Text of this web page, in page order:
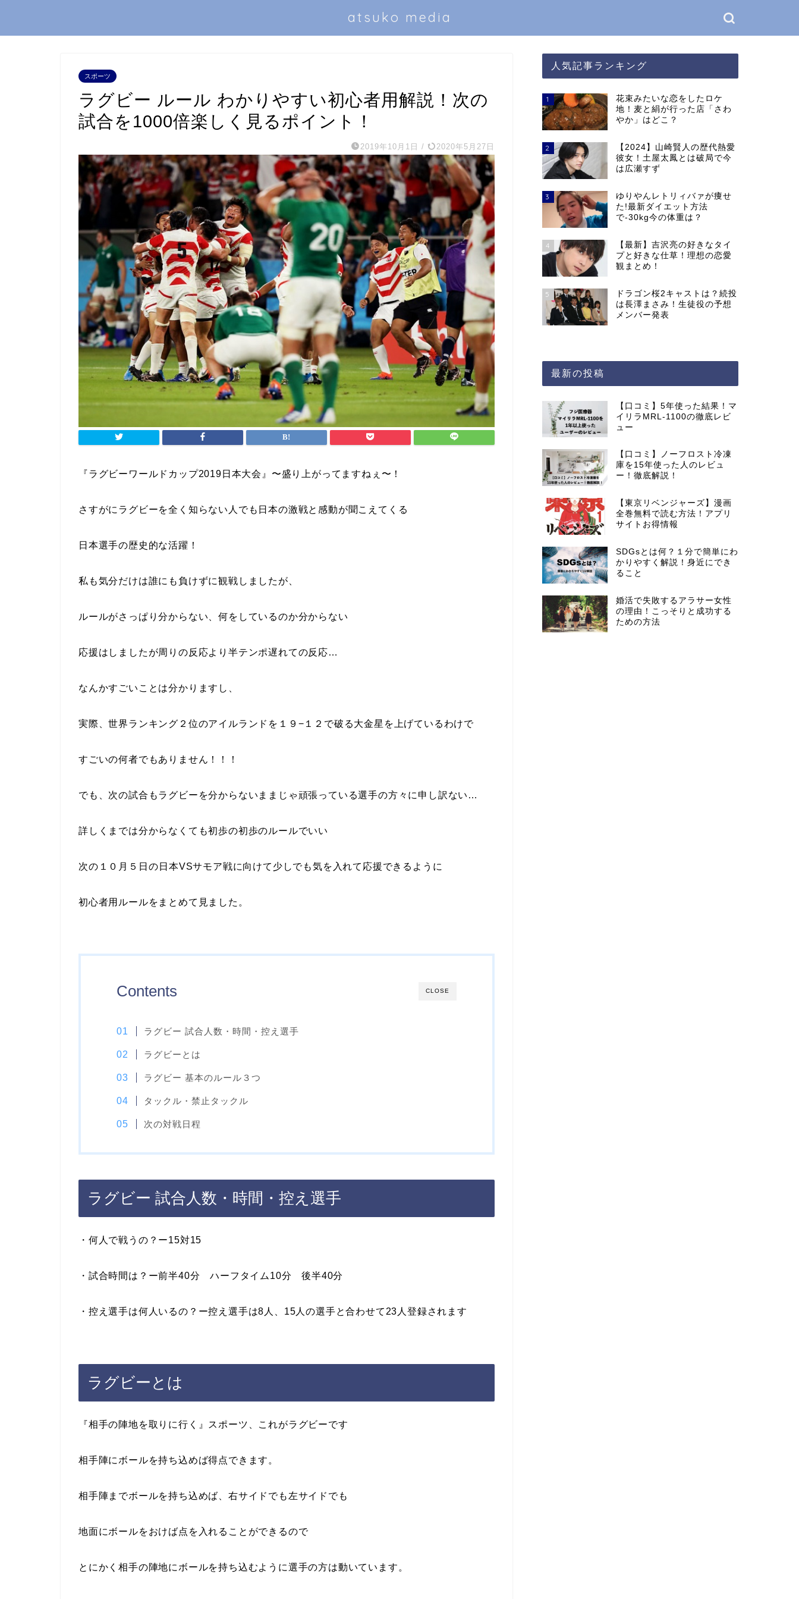
atsuko media
スポーツ
ラグビー ルール わかりやすい初心者用解説！次の
試合を1000倍楽しく見るポイント！
2019年10月1日 / 2020年5月27日
『ラグビーワールドカップ2019日本大会 』〜盛り上がってますねぇ〜！
さすがにラグビーを全く知らない人でも日本の激戦と感動が聞こえてくる
日本選手の歴史的な活躍！
私も気分だけは誰にも負けずに観戦しましたが、
ルールがさっぱり分からない、何をしているのか分からない
応援はしましたが周りの反応より半テンポ遅れての反応…
なんかすごいことは分かりますし、
実際、世界ランキング ２位のアイルランドを １９−１２ で破る大金星を上げているわけで
すごいの何者でもありません！！！
でも、次の試合もラグビーを分からないままじゃ頑張っている選手の方々に申し訳ない…
詳しくまでは分からなくても初歩の初歩のルールでいい
次の １０月５日 の 日本VSサモア戦に向けて少しでも気を入れて応援できるように
初心者用ルールをまとめて見ました。
CLOSE
Contents
ラグビー 試合人数・時間・控え選手
ラグビーとは
ラグビー 基本のルール３つ
タックル・禁止タックル
次の対戦日程
ラグビー 試合人数・時間・控え選手
・何人で戦うの？ー15対15
・試合時間は？ー前半40分 ハーフタイム10分 後半40分
・控え選手は何人いるの？ー控え選手は8人、15人の選手と合わせて23人登録されます
ラグビーとは
『相手の陣地を取りに行く』スポーツ、これがラグビーです
相手陣にボールを持ち込めば得点できます。
相手陣までボールを持ち込めば、右サイドでも左サイドでも
地面にボールをおけば点を入れることができるので
とにかく相手の陣地にボールを持ち込むように選手の方は動いています。
人気記事ランキング
1
花束みたいな恋をしたロケ
地！麦と絹が行った店「さわ
やか」はどこ？
2
【2024】山崎賢人の歴代熱愛
彼女！土屋太鳳とは破局で今
は広瀬すず
3
ゆりやんレトリィバァが痩せ
た!最新ダイエット方法
で-30kg今の体重は？
4
【最新】吉沢亮の好きなタイ
プと好きな仕草！理想の恋愛
観まとめ！
5
ドラゴン桜2キャストは？続投
は長澤まさみ！生徒役の予想
メンバー発表
最新の投稿
【口コミ】5年使った結果！マ
イリラMRL-1100の徹底レビ
ュー
【口コミ】ノーフロスト冷凍
庫を15年使った人のレビュ
ー！徹底解説！
【東京リベンジャーズ】漫画
全巻無料で読む方法！アプリ
サイトお得情報
SDGsとは何？１分で簡単にわ
かりやすく解説！身近にでき
ること
婚活で失敗するアラサー女性
の理由！こっそりと成功する
ための方法